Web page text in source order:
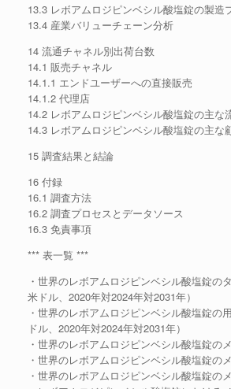
13.3 レボアムロジピンベシル酸塩錠の製造
13.4 産業バリューチェーン分析
14 流通チャネル別出荷台数
14.1 販売チャネル
14.1.1 エンドユーザーへの直接販売
14.1.2 代理店
14.2 レボアムロジピンベシル酸塩錠の主な
14.3 レボアムロジピンベシル酸塩錠の主な
15 調査結果と結論
16 付録
16.1 調査方法
16.2 調査プロセスとデータソース
16.3 免責事項
*** 表一覧 ***
・世界のレボアムロジピンベシル酸塩錠の
米ドル、2020年対2024年対2031年）
・世界のレボアムロジピンベシル酸塩錠の
ドル、2020年対2024年対2031年）
・世界のレボアムロジピンベシル酸塩錠の
・世界のレボアムロジピンベシル酸塩錠の
・世界のレボアムロジピンベシル酸塩錠の